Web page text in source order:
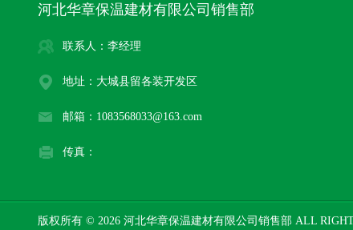
河北华章保温建材有限公司销售部
联系人：李经理
地址：大城县留各装开发区
邮箱：1083568033@163.com
传真：
版权所有 © 2026 河北华章保温建材有限公司销售部 ALL